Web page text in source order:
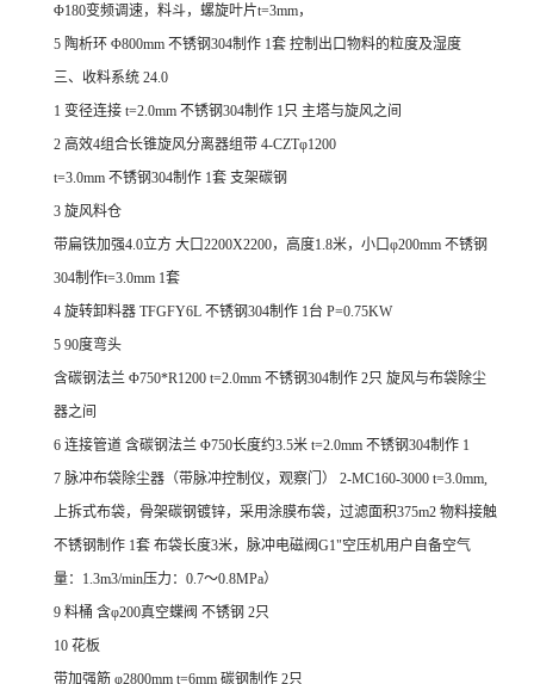
Φ180变频调速，料斗，螺旋叶片t=3mm，
5 陶析环 Φ800mm 不锈钢304制作 1套 控制出口物料的粒度及湿度
三、收料系统 24.0
1 变径连接 t=2.0mm 不锈钢304制作 1只 主塔与旋风之间
2 高效4组合长锥旋风分离器组带 4-CZTφ1200
t=3.0mm 不锈钢304制作 1套 支架碳钢
3 旋风料仓
带扁铁加强4.0立方 大口2200X2200，高度1.8米，小口φ200mm 不锈钢
304制作t=3.0mm 1套
4 旋转卸料器 TFGFY6L 不锈钢304制作 1台 P=0.75KW
5 90度弯头
含碳钢法兰 Φ750*R1200 t=2.0mm 不锈钢304制作 2只 旋风与布袋除尘
器之间
6 连接管道 含碳钢法兰 Φ750长度约3.5米 t=2.0mm 不锈钢304制作 1
7 脉冲布袋除尘器（带脉冲控制仪，观察门） 2-MC160-3000 t=3.0mm,
上拆式布袋，骨架碳钢镀锌，采用涂膜布袋，过滤面积375m2 物料接触
不锈钢制作 1套 布袋长度3米，脉冲电磁阀G1"空压机用户自备空气
量：1.3m3/min压力：0.7～0.8MPa）
9 料桶 含φ200真空蝶阀 不锈钢 2只
10 花板
带加强筋 φ2800mm t=6mm 碳钢制作 2只